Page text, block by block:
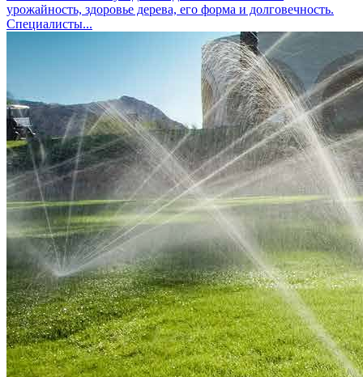
урожайность, здоровье дерева, его форма и долговечность.
Специалисты...